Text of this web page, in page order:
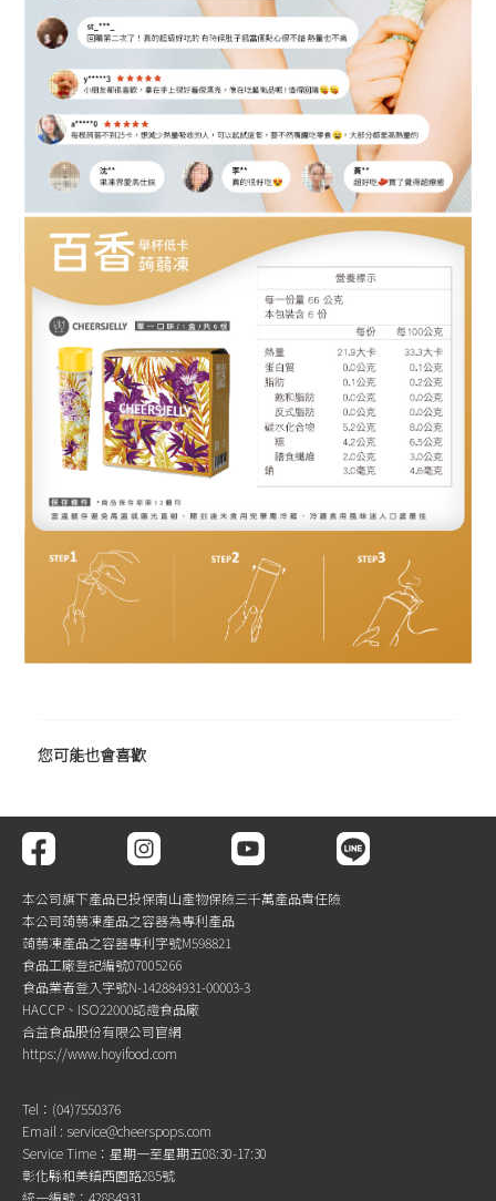
您可能也會喜歡
本公司旗下產品已投保南山產物保險三千萬產品責任險
本公司蒟蒻凍產品之容器為專利產品
蒟蒻凍產品之容器專利字號M598821
食品工廠登記編號07005266
食品業者登入字號N-142884931-00003-3
HACCP、ISO22000認證食品廠
合益食品股份有限公司官網
https://www.hoyifood.com
Tel：(04)7550376
Email : service@cheerspops.com
Service Time：星期一至星期五08:30-17:30
彰化縣和美鎮西園路285號
統一編號：42884931